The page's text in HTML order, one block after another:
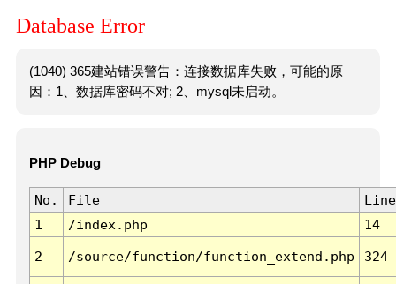
Database Error
(1040) 365建站错误警告：连接数据库失败，可能的原
因：1、数据库密码不对; 2、mysql未启动。
PHP Debug
No. File
Line
1
/index.php 14
2 /source/function/function_extend.php 324